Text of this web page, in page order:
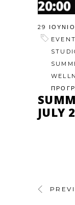
29
JULY